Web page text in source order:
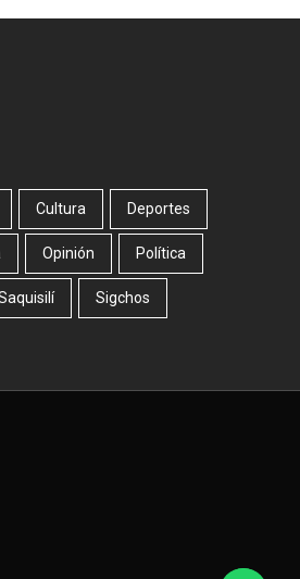
Cultura Deportes
Opinión Política
Sigchos